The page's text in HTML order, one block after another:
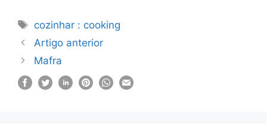
Etiquetas
cozinhar : cooking
Artigo anterior
Mafra